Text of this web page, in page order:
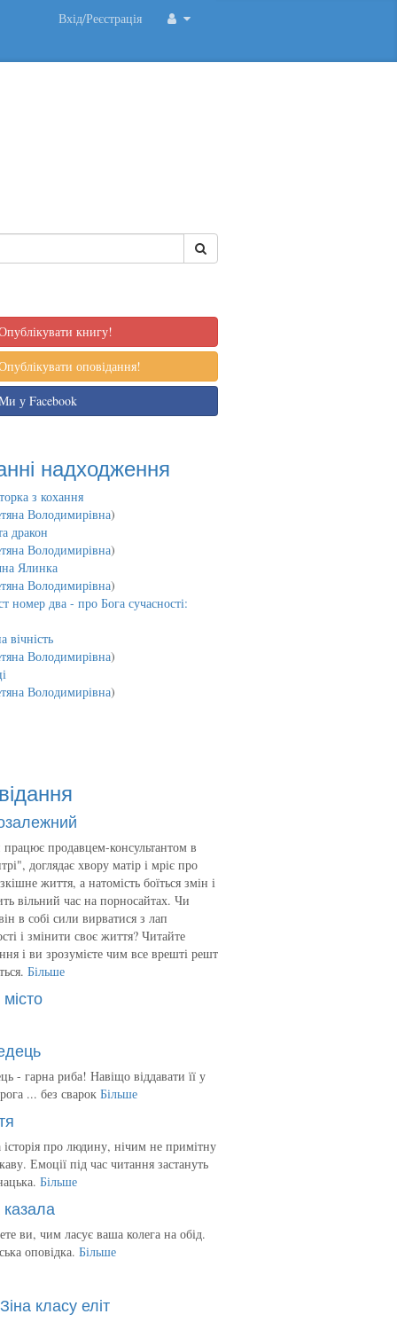
Вхід/Реєстрація
книгу!
оповідання!
у Facebook
надходження
з кохання
Володимирівна)
дракон
Володимирівна)
Ялинка
Володимирівна)
номер два - про Бога сучасності:
вічність
Володимирівна)
Володимирівна)
працює продавцем-консультантом в
доглядає хвору матір і мріє про
життя, а натомість боїться змін і
вільний час на порносайтах. Чи
в собі сили вирватися з лап
і змінити своє життя? Читайте
і ви зрозумієте чим все врешті решт
Більше
- гарна риба! Навіщо віддавати її у
... без сварок Більше
історія про людину, нічим не примітну
Емоції під час читання застануть
Більше
ви, чим ласує ваша колега на обід.
оповідка. Більше
класу еліт